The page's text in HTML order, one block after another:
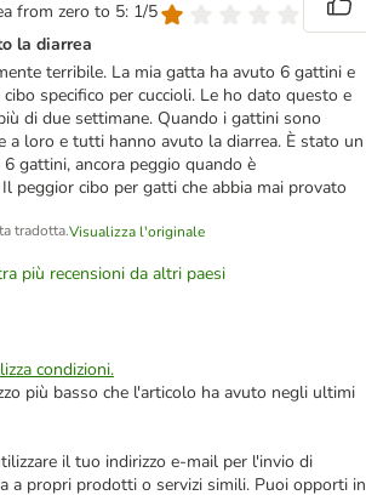
from zero to 5: 1/5
la diarrea
terribile. La mia gatta ha avuto 6 gattini e
specifico per cuccioli. Le ho dato questo e
di due settimane. Quando i gattini sono
a loro e tutti hanno avuto la diarrea. È stato un
gattini, ancora peggio quando è
peggior cibo per gatti che abbia mai provato
tradotta.Visualizza l'originale
più recensioni da altri paesi
condizioni.
più basso che l'articolo ha avuto negli ultimi
il tuo indirizzo e-mail per l'invio di
a propri prodotti o servizi simili. Puoi opporti in